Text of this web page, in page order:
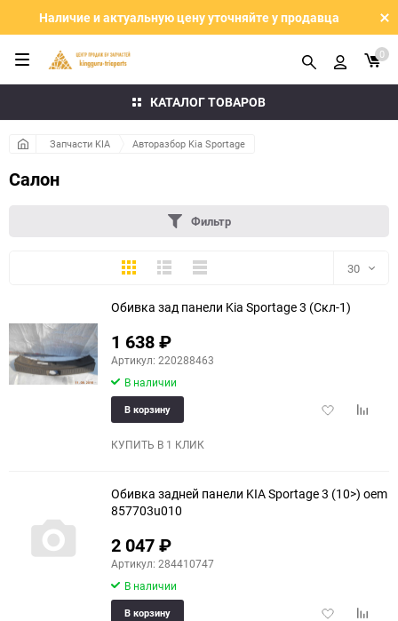
Наличие и актуальную цену уточняйте у продавца
КАТАЛОГ ТОВАРОВ
0
Запчасти KIA Авторазбор Kia Sportage
Салон
Фильтр
ПлиткаПодробноКомпактно 30
30
Обивка зад панели Kia Sportage 3 (Скл-1)
1 638₽
Артикул: 220288463
В наличии
Добавить
В корзину
КУПИТЬ В 1 КЛИК
Обивка задней панели KIA Sportage 3 (10>) oem
857703u010
2 047₽
Артикул: 284410747
В наличии
Добавить
В корзину